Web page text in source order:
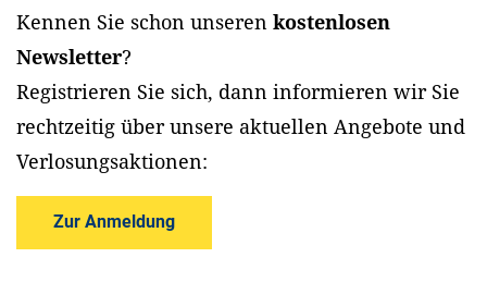
Kennen Sie schon unseren kostenlosen
Newsletter?
Registrieren Sie sich, dann informieren wir Sie
rechtzeitig über unsere aktuellen Angebote und
Verlosungsaktionen:
Zur Anmeldung